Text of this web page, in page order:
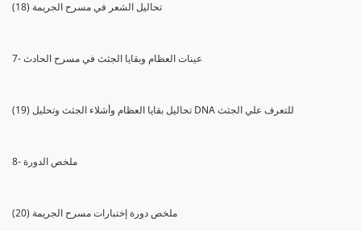
(18) تحاليل الشعر في مسرح الجريمة
7- عينات العظام وبقايا الجثث في مسرح الحادث
(19) تحاليل بقايا العظام وأشلاء الجثث وتحليل DNA للتعرف علي الجثث
8- ملخص الدورة
(20) ملخص دورة إختبارات مسرح الجريمة